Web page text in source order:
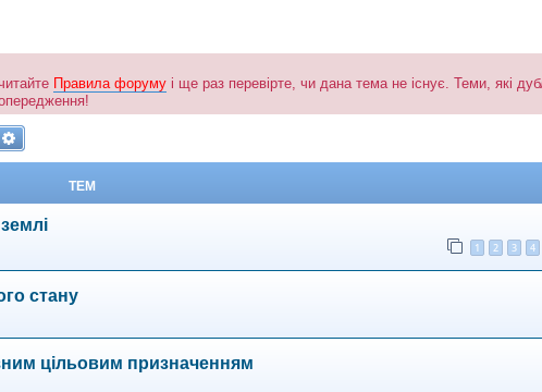
Правила форуму і ще раз перевірте, чи дана тема не існує. Теми, які
Розширений пошук
ТЕМ
1 2 3 4
стану
цільовим призначенням